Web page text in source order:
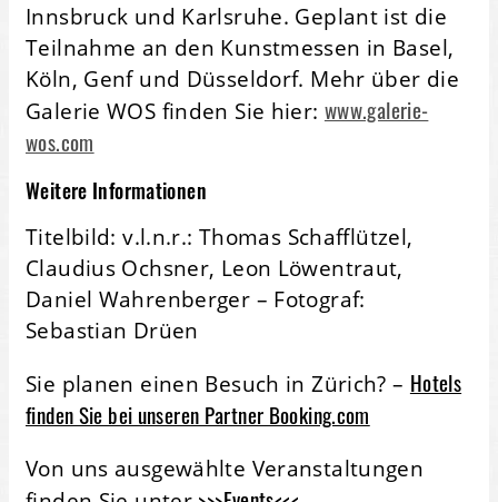
Innsbruck und Karlsruhe. Geplant ist die
Teilnahme an den Kunstmessen in Basel,
Köln, Genf und Düsseldorf. Mehr über die
Galerie WOS finden Sie hier: www.galerie-
wos.com
Weitere Informationen
Titelbild: v.l.n.r.: Thomas Schafflützel,
Claudius Ochsner, Leon Löwentraut,
Daniel Wahrenberger – Fotograf:
Sebastian Drüen
Sie planen einen Besuch in Zürich? – Hotels
finden Sie bei unseren Partner Booking.com
Von uns ausgewählte Veranstaltungen